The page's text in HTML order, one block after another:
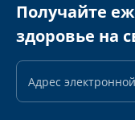
Получайте
здоровье на
Адрес
почты